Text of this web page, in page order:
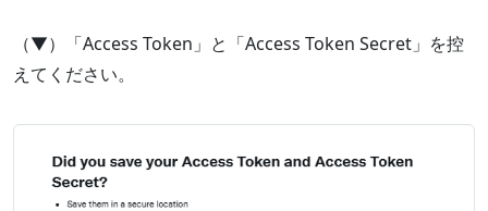
（▼）「Access Token」と「Access Token Secret」を控
えてください。